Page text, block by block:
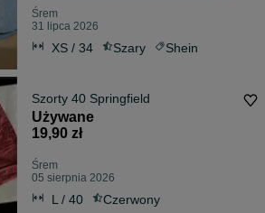
Śrem
31 lipca 2026
XS / 34 Szary Shein
Szorty 40 Springfield
Używane
19,90 zł
Śrem
05 sierpnia 2026
L / 40 Czerwony